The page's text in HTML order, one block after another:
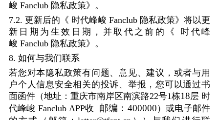
峻 Fanclub 隐私政策》。
7.2. 更新后的《 时代峰峻 Fanclub 隐私政策》将以更
新日期为生效日期，并取代之前的《
时代峰
峻 Fanclub 隐私政策》。
8. 如何与我们联系
若您对本隐私政策有问题、意见、建议，或者与用
户个人信息安全相关的投诉、举报，您可以通过书
面函件（地址：重庆市南岸区南滨路22号1栋18层 时
代峰峻 FanclubAPP收 邮编： 400000 ）或电子邮件